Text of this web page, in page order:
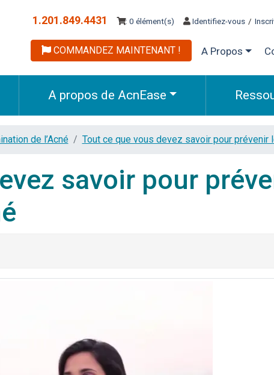
1.201.849.4431 : 0 élément(s) Identifiez-vous /
COMMANDEZ MAINTENANT ! A Propos
A propos de AcnEase
de l’Acné Tout ce que vous devez savoir pour prévenir
savoir pour